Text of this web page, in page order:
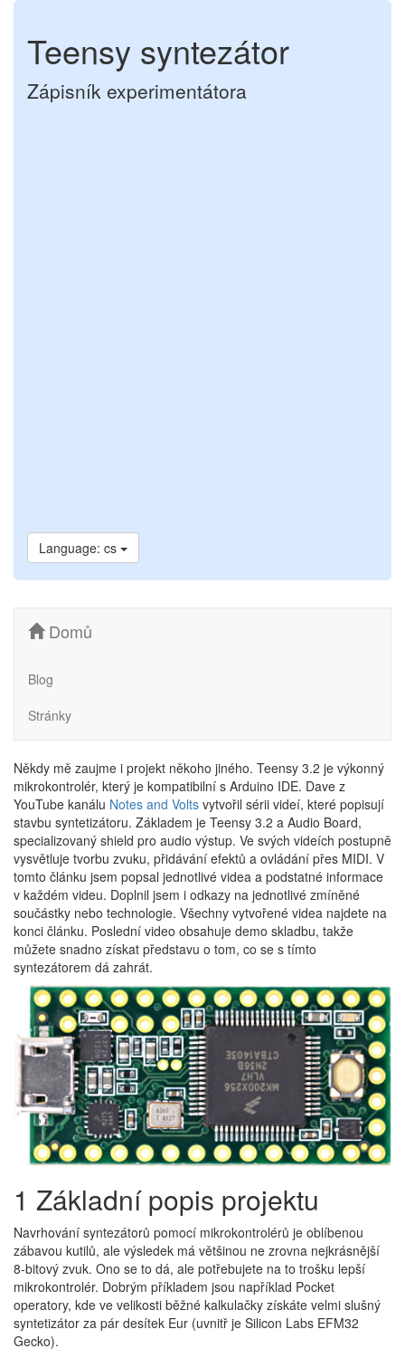
Teensy syntezátor
Zápisník experimentátora
Language: cs
Domů
Blog
Stránky
Někdy mě zaujme i projekt někoho jiného. Teensy 3.2 je výkonný
mikrokontrolér, který je kompatibilní s Arduino IDE. Dave z
YouTube kanálu Notes and Volts vytvořil sérii videí, které popisují
stavbu syntetizátoru. Základem je Teensy 3.2 a Audio Board,
specializovaný shield pro audio výstup. Ve svých videích postupně
vysvětluje tvorbu zvuku, přidávání efektů a ovládání přes MIDI. V
tomto článku jsem popsal jednotlivé videa a podstatné informace
v každém videu. Doplnil jsem i odkazy na jednotlivé zmíněné
součástky nebo technologie. Všechny vytvořené videa najdete na
konci článku. Poslední video obsahuje demo skladbu, takže
můžete snadno získat představu o tom, co se s tímto
syntezátorem dá zahrát.
1 Základní popis projektu
Navrhování syntezátorů pomocí mikrokontrolérů je oblíbenou
zábavou kutilů, ale výsledek má většinou ne zrovna nejkrásnější
8-bitový zvuk. Ono se to dá, ale potřebujete na to trošku lepší
mikrokontrolér. Dobrým příkladem jsou například Pocket
operatory, kde ve velikosti běžné kalkulačky získáte velmi slušný
syntetizátor za pár desítek Eur (uvnitř je Silicon Labs EFM32
Gecko).